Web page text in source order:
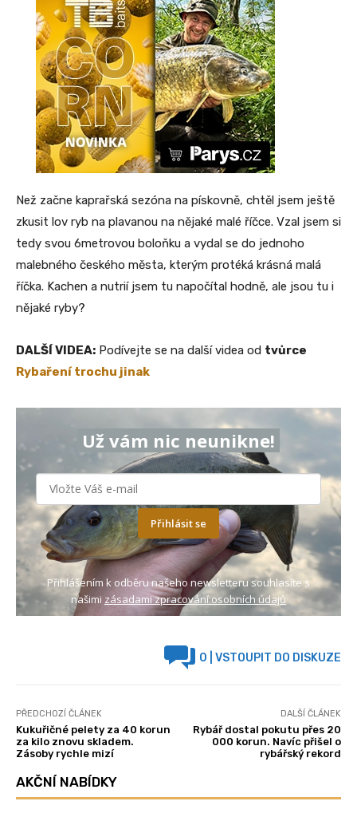
Než začne kaprařská sezóna na pískovně, chtěl jsem ještě
zkusit lov ryb na plavanou na nějaké malé říčce. Vzal jsem si
tedy svou 6metrovou boloňku a vydal se do jednoho
malebného českého města, kterým protéká krásná malá
říčka. Kachen a nutrií jsem tu napočítal hodně, ale jsou tu i
nějaké ryby?
DALŠÍ VIDEA: Podívejte se na další videa od tvůrce
Rybaření trochu jinak
Už vám nic neunikne!
Přihlásit se
Přihlášením k odběru našeho newsletteru souhlasíte s
našimi zásadami zpracování osobních údajů
0 | VSTOUPIT DO DISKUZE
PŘEDCHOZÍ ČLÁNEK
Kukuřičné pelety za 40 korun
za kilo znovu skladem.
Zásoby rychle mizí
DALŠÍ ČLÁNEK
Rybář dostal pokutu přes 20
000 korun. Navíc přišel o
rybářský rekord
AKČNÍ NABÍDKY